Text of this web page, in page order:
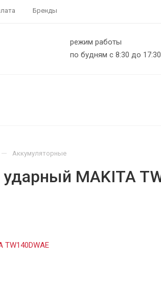
Бренды
режим работы
по будням с 8:30 до 17:30
— Аккумуляторные
MAKITA